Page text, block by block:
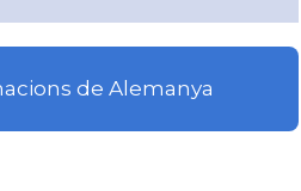
de Alemanya